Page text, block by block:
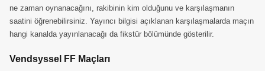
ne zaman oynanacağını, rakibinin kim olduğunu ve karşılaşmanın
saatini öğrenebilirsiniz. Yayıncı bilgisi açıklanan karşılaşmalarda maçın
hangi kanalda yayınlanacağı da fikstür bölümünde gösterilir.
Vendsyssel FF Maçları